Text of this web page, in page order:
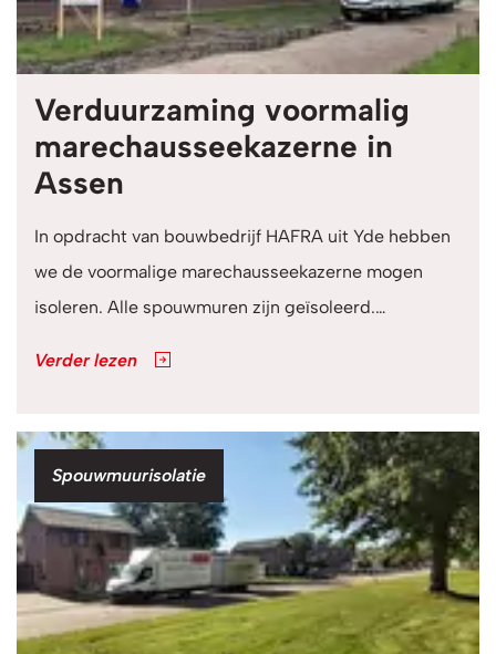
Verduurzaming voormalig
marechausseekazerne in
Assen
In opdracht van bouwbedrijf HAFRA uit Yde hebben
we de voormalige marechausseekazerne mogen
isoleren. Alle spouwmuren zijn geïsoleerd.…
Verder lezen
Categorie
Spouwmuurisolatie